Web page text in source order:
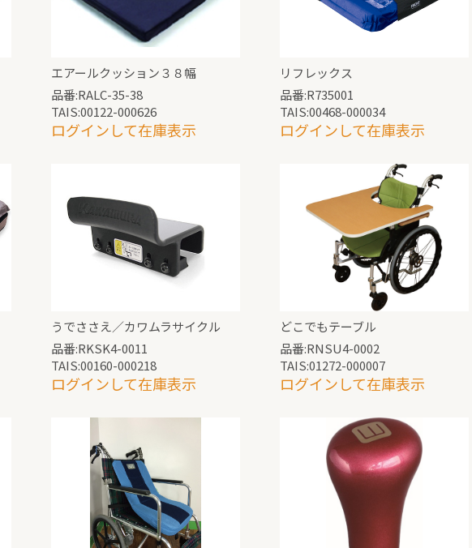
エアールクッション３８幅
品番:RALC-35-38
TAIS:00122-000626
ログインして在庫表示
リフレックス
品番:R735001
TAIS:00468-000034
ログインして在庫表示
うでささえ／カワムラサイクル
品番:RKSK4-0011
TAIS:00160-000218
ログインして在庫表示
どこでもテーブル
品番:RNSU4-0002
TAIS:01272-000007
ログインして在庫表示